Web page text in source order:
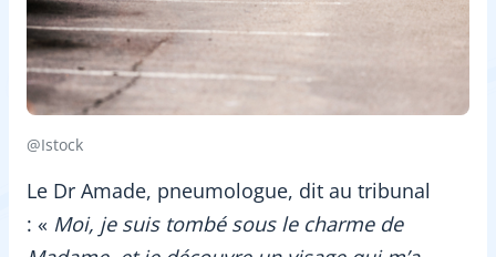
@Istock
Le Dr Amade, pneumologue, dit au tribunal
: « Moi, je suis tombé sous le charme de